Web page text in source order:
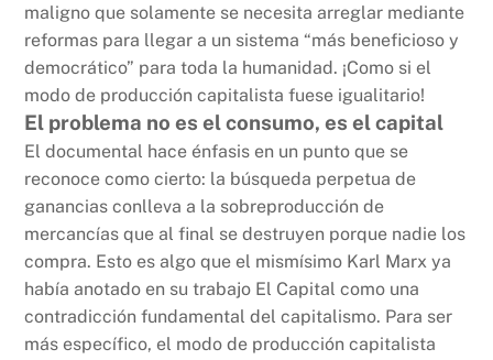
maligno que solamente se necesita arreglar mediante
reformas para llegar a un sistema “más beneficioso y
democrático” para toda la humanidad. ¡Como si el
modo de producción capitalista fuese igualitario!
El problema no es el consumo, es el capital
El documental hace énfasis en un punto que se
reconoce como cierto: la búsqueda perpetua de
ganancias conlleva a la sobreproducción de
mercancías que al final se destruyen porque nadie los
compra. Esto es algo que el mismísimo Karl Marx ya
había anotado en su trabajo El Capital como una
contradicción fundamental del capitalismo. Para ser
más específico, el modo de producción capitalista